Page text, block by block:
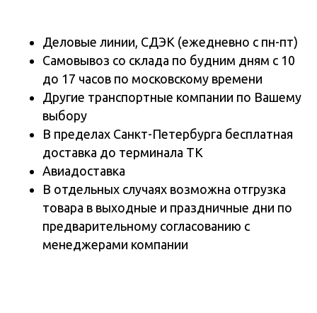
Деловые линии, СДЭК (ежедневно с пн-пт)
Самовывоз со склада по будним дням с 10
до 17 часов по московскому времени
Другие транспортные компании по Вашему
выбору
В пределах Санкт-Петербурга бесплатная
доставка до терминала ТК
Авиадоставка
В отдельных случаях возможна отгрузка
товара в выходные и праздничные дни по
предварительному согласованию с
менеджерами компании